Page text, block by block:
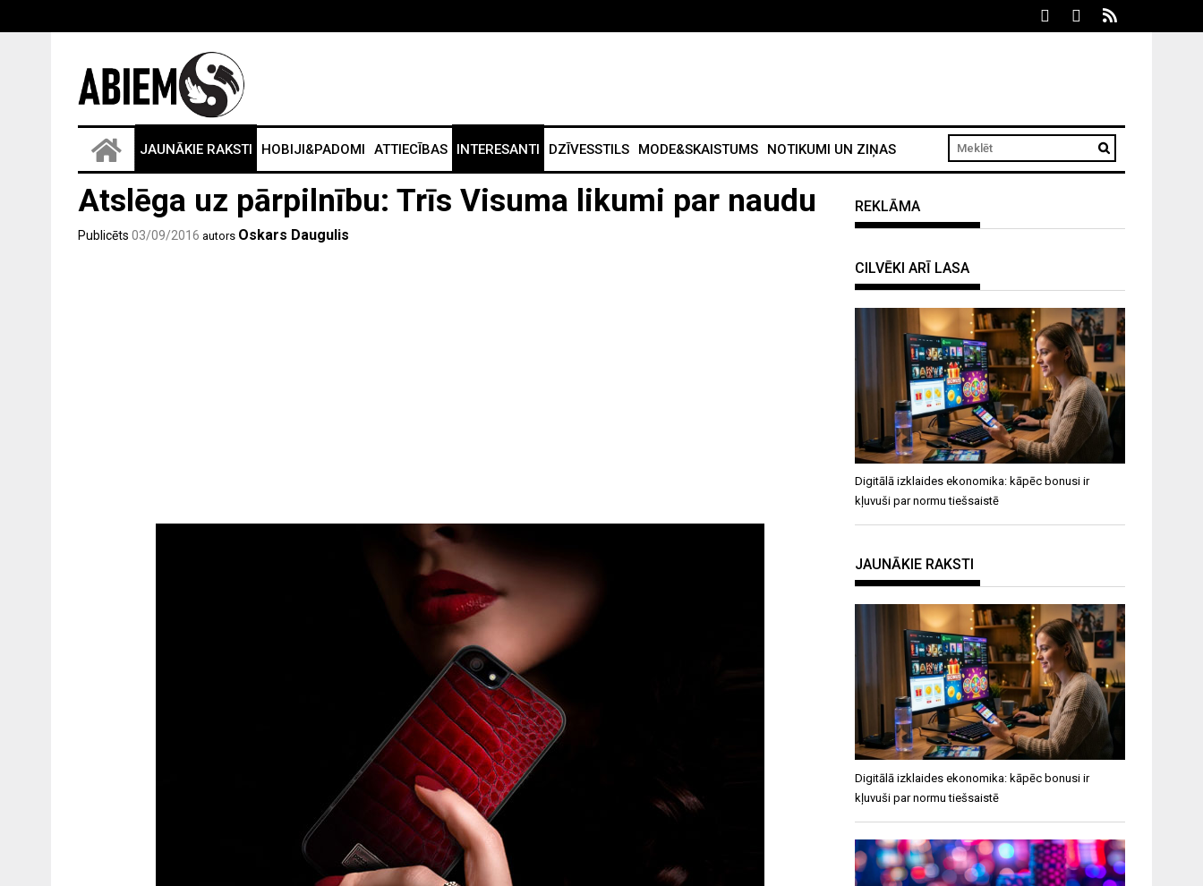
JAUNĀKIE RAKSTI HOBIJI&PADOMI ATTIECĪBAS INTERESANTI DZĪVESSTILS MODE&SKAISTUMS NOTIKUMI UN ZIŅAS
Atslēga uz pārpilnību: Trīs Visuma likumi par naudu
Publicēts 03/09/2016 autors Oskars Daugulis
REKLĀMA
CILVĒKI ARĪ LASA
Digitālā izklaides ekonomika: kāpēc bonusi ir
kļuvuši par normu tiešsaistē
JAUNĀKIE RAKSTI
Digitālā izklaides ekonomika: kāpēc bonusi ir
kļuvuši par normu tiešsaistē